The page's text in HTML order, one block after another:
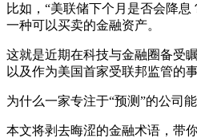
比如，“美联储下个月是否会降
一种可以买卖的金融资产。
这就是近期在科技与金融圈备
以及作为美国首家受联邦监管的
为什么一家专注于“预测”的公司
本文将剥去晦涩的金融术语，带